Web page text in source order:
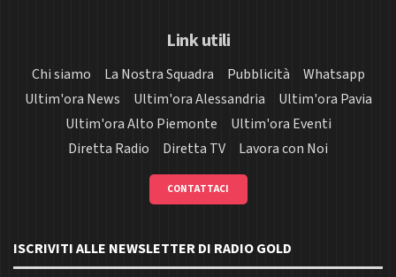
Link utili
Chi siamo La Nostra Squadra Pubblicità
Whatsapp
Ultim'ora News
Ultim'ora Alessandria
Ultim'ora Pavia
Ultim'ora Alto Piemonte
Ultim'ora Eventi
Diretta Radio
Diretta TV Lavora con Noi
CONTATTACI
ISCRIVITI ALLE NEWSLETTER DI RADIO GOLD